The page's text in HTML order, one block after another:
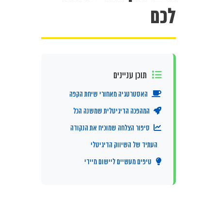
לכם
תוכן עניינים
האסטרטגיה מאחורי שיחת הקפה
המהפכה הדיגיטלית שמשנה הכל
סיפור הצלחה שמוכיח את הנקודה
העתיד של השיווק הדיגיטלי
טיפים מעשיים ליישום מיידי